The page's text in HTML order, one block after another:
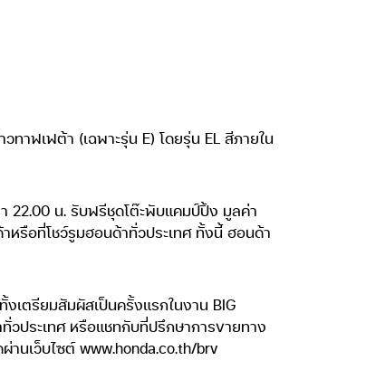
าฟเฟต้า (เฉพาะรุ่น E) โดยรุ่น EL สีภายใน
22.00 น. รับฟรีชุดโต๊ะพับแคมป์ปิ้ง มูลค่า
หรือที่โชว์รูมฮอนด้าทั่วประเทศ ทั้งนี้ ฮอนด้า
เตรียมสัมผัสเป็นครั้งแรกในงาน BIG
วประเทศ หรือแชทกับที่ปรึกษาการขายทาง
นเว็บไซต์ www.honda.co.th/brv